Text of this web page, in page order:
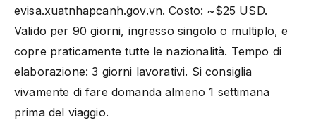
evisa.xuatnhapcanh.gov.vn. Costo: ~$25 USD.
Valido per 90 giorni, ingresso singolo o multiplo, e
copre praticamente tutte le nazionalità. Tempo di
elaborazione: 3 giorni lavorativi. Si consiglia
vivamente di fare domanda almeno 1 settimana
prima del viaggio.